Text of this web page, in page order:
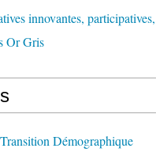
innovantes, participatives,
Or Gris
Démographique